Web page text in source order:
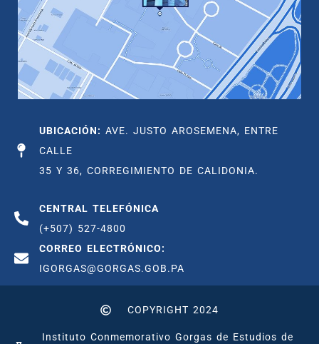
UBICACIÓN: AVE. JUSTO AROSEMENA, ENTRE
CALLE
35 Y 36, CORREGIMIENTO DE CALIDONIA.
CENTRAL TELEFÓNICA
(+507) 527-4800
CORREO ELECTRÓNICO:
IGORGAS@GORGAS.GOB.PA
COPYRIGHT 2024
Instituto Conmemorativo Gorgas de Estudios de